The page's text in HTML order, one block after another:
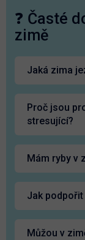
❓ Časté
zimě
Jaká zima
Proč jsou
stresující?
Mám ryby v
Jak
Můžou v